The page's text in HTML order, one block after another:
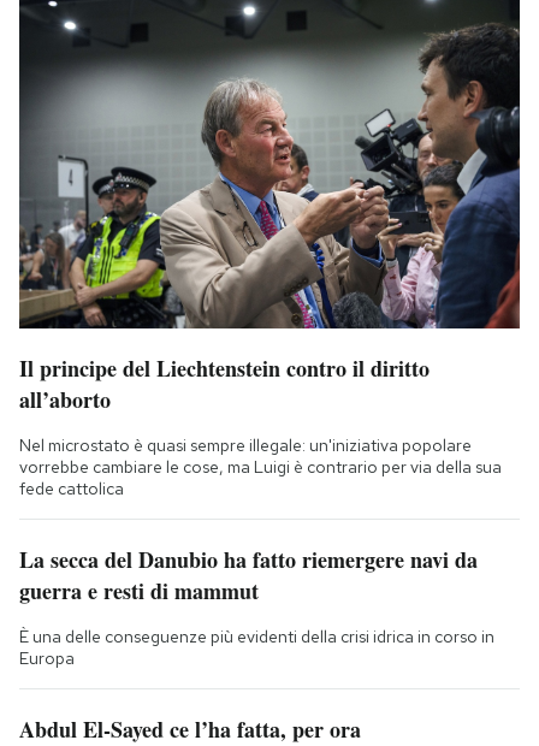
Il principe del Liechtenstein contro il diritto
all’aborto
Nel microstato è quasi sempre illegale: un'iniziativa popolare
vorrebbe cambiare le cose, ma Luigi è contrario per via della sua
fede cattolica
La secca del Danubio ha fatto riemergere navi da
guerra e resti di mammut
È una delle conseguenze più evidenti della crisi idrica in corso in
Europa
Abdul El-Sayed ce l’ha fatta, per ora